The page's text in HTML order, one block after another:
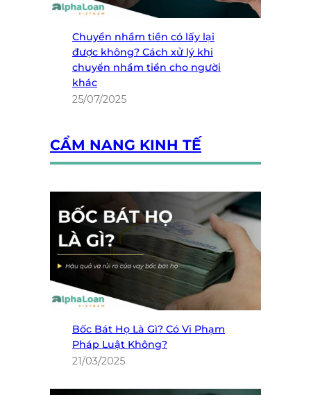
Chuyển nhầm tiền có lấy lại
được không? Cách xử lý khi
chuyển nhầm tiền cho người
khác
25/07/2025
CẨM NANG KINH TẾ
Bốc Bát Họ Là Gì? Có Vi Phạm
Pháp Luật Không?
21/03/2025